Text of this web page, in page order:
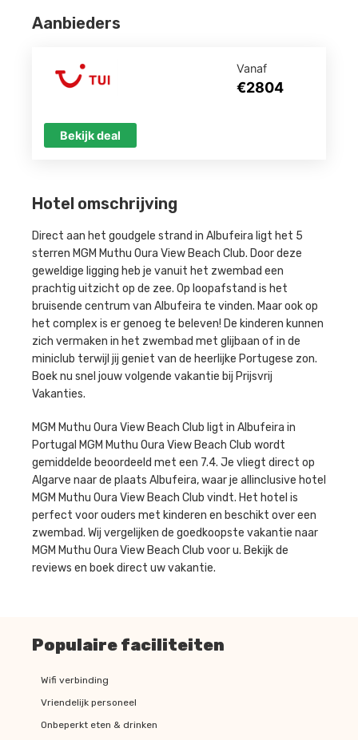
Hotel omschrijving
Direct aan het goudgele strand in Albufeira ligt het 5
sterren MGM Muthu Oura View Beach Club. Door deze
geweldige ligging heb je vanuit het zwembad een
prachtig uitzicht op de zee. Op loopafstand is het
bruisende centrum van Albufeira te vinden. Maar ook op
het complex is er genoeg te beleven! De kinderen kunnen
zich vermaken in het zwembad met glijbaan of in de
miniclub terwijl jij geniet van de heerlijke Portugese zon.
Boek nu snel jouw volgende vakantie bij Prijsvrij
Vakanties.
MGM Muthu Oura View Beach Club ligt in Albufeira in
Portugal MGM Muthu Oura View Beach Club wordt
gemiddelde beoordeeld met een 7.4. Je vliegt direct op
Algarve naar de plaats Albufeira, waar je allinclusive hotel
MGM Muthu Oura View Beach Club vindt. Het hotel is
perfect voor ouders met kinderen en beschikt over een
zwembad. Wij vergelijken de goedkoopste vakantie naar
MGM Muthu Oura View Beach Club voor u. Bekijk de
reviews en boek direct uw vakantie.
Aanbieders
Vanaf
€2804
Bekijk deal
Populaire faciliteiten
Wifi verbinding
Vriendelijk personeel
Onbeperkt eten & drinken